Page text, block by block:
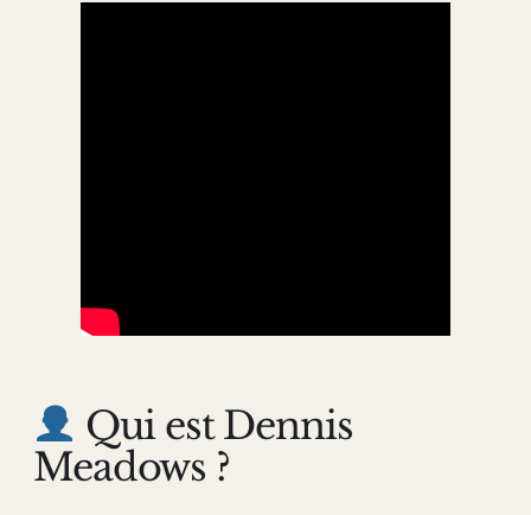
Qui est Dennis
Meadows ?